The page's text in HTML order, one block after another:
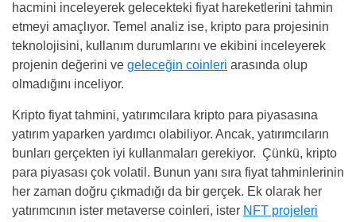
hacmini inceleyerek gelecekteki fiyat hareketlerini tahmin
etmeyi amaçlıyor. Temel analiz ise, kripto para projesinin
teknolojisini, kullanım durumlarını ve ekibini inceleyerek
projenin değerini ve geleceğin coinleri arasında olup
olmadığını inceliyor.
Kripto fiyat tahmini, yatırımcılara kripto para piyasasına
yatırım yaparken yardımcı olabiliyor. Ancak, yatırımcıların
bunları gerçekten iyi kullanmaları gerekiyor. Çünkü, kripto
para piyasası çok volatil. Bunun yanı sıra fiyat tahminlerinin
her zaman doğru çıkmadığı da bir gerçek. Ek olarak her
yatırımcının ister metaverse coinleri, ister NFT projeleri